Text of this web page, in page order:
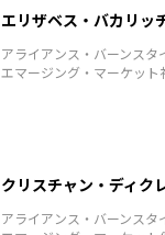
エリザベス・バカリッ
アライアンス・バーンスタ
エマージング・マーケッ
クリスチャン・ディク
アライアンス・バーンスタ